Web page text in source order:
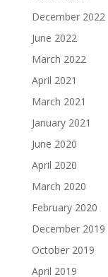
December 2022
June 2022
March 2022
April 2021
March 2021
January 2021
June 2020
April 2020
March 2020
February 2020
December 2019
October 2019
April 2019